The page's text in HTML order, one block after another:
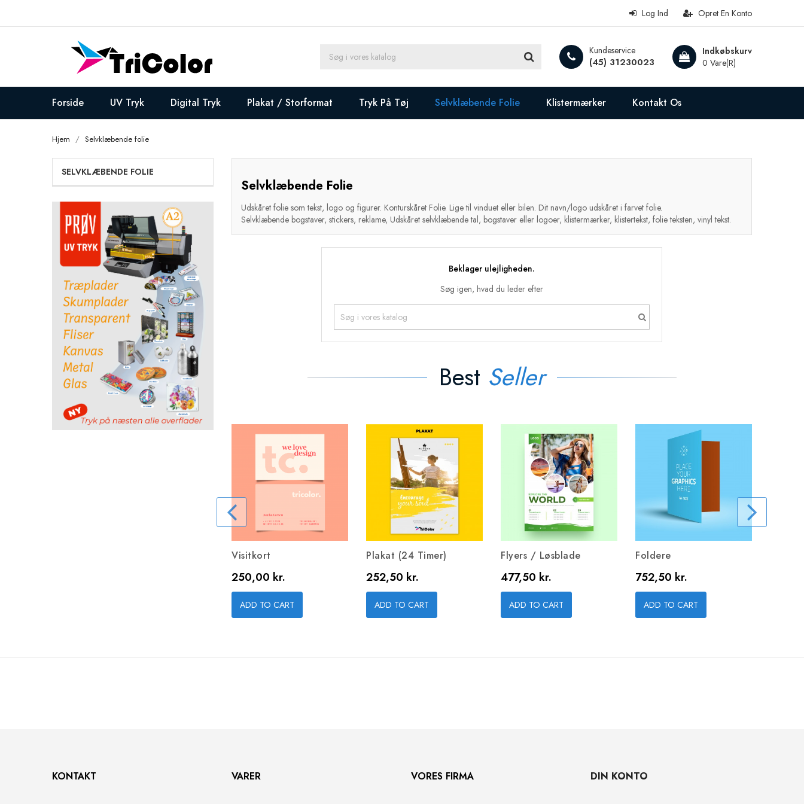
Opret En Konto
Log Ind
Indkøbskurv
0 Vare(r)
Kundeservice
(45) 31230023
Forside UV Tryk Digital Tryk Plakat / Storformat Tryk På Tøj Selvklæbende Folie Klistermærker Kontakt Os
Hjem Selvklæbende folie
SELVKLÆBENDE FOLIE
Selvklæbende Folie
Udskåret folie som tekst, logo og figurer. Konturskåret Folie. Lige til vinduet eller bilen. Dit navn/logo udskåret i farvet folie.
Selvklæbende bogstaver, stickers, reklame, Udskåret selvklæbende tal, bogstaver eller logoer, klistermærker, klistertekst, folie teksten, vinyl tekst.
Beklager ulejligheden.
Søg igen, hvad du leder efter
Best Seller
Visitkort
Pris
250,00 kr.
ADD TO CART
Plakat (24 Timer)
Pris
252,50 kr.
ADD TO CART
Flyers / Løsblade
Pris
477,50 kr.
ADD TO CART
Foldere
Pris
752,50 kr.
ADD TO CART
KONTAKT VARER VORES FIRMA DIN KONTO